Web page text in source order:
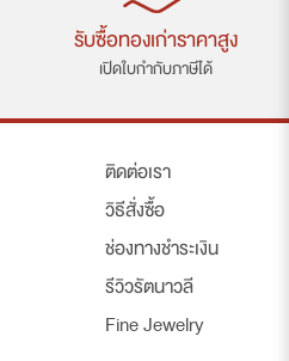
รับซื้อทองเก่าราคาสูง
เปิดใบกำกับภาษีได้
ติดต่อเรา
วิธีสั่งซื้อ
ช่องทางชำระเงิน
รีวิวรัตนาวลี
Fine Jewelry